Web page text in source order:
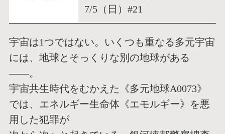
7/5（日）#21
宇宙は1つではない。いくつも重なる多元宇宙
には、地球とそっくりな別の地球がある
――。
宇宙共生時代をむかえた《多元地球A0073》
では、エネルギー生命体《エモルギー》を悪
用した犯罪が